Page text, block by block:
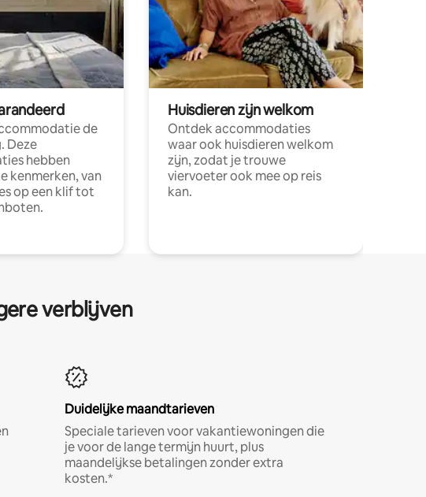
de
Deze
hebben
kenmerken, van
op een klif tot
Huisdieren zijn welkom
Ontdek accommodaties
waar ook huisdieren welkom
zijn, zodat je trouwe
viervoeter ook mee op reis
kan.
verblijven
Duidelijke maandtarieven
Speciale tarieven voor vakantiewoningen die
je voor de lange termijn huurt, plus
maandelijkse betalingen zonder extra
kosten.*